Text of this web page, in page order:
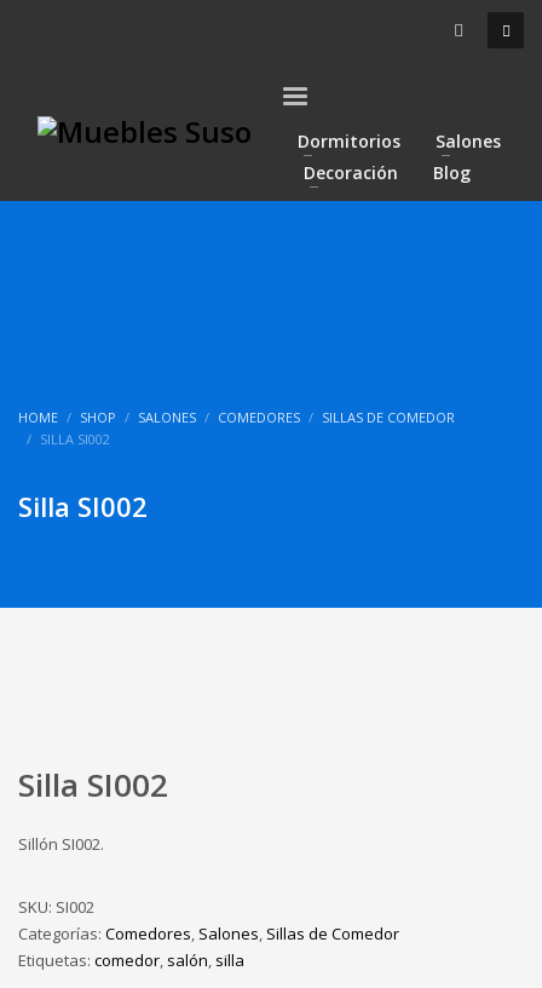
Dormitorios
Salones
Decoración
Blog
HOME SHOP SALONES COMEDORES
SILLAS DE COMEDOR
SILLA SI002
Silla SI002
Silla SI002
Sillón SI002.
SKU: SI002
Categorías: Comedores Salones Sillas de Comedor
Etiquetas: comedor salón silla